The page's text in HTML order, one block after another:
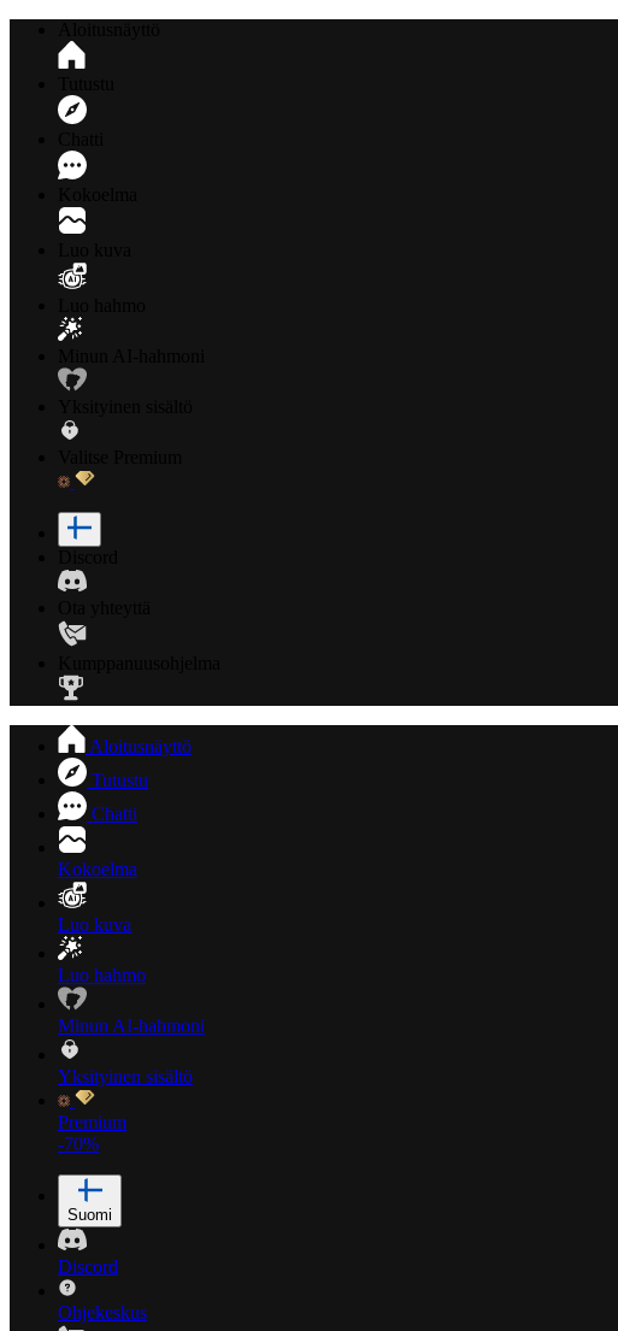
Aloitusnäyttö
Tutustu
Chatti
Kokoelma
Luo kuva
Luo hahmo
Minun AI-hahmoni
Yksityinen sisältö
Premium
-70%
Suomi
Discord
Ohjekeskus